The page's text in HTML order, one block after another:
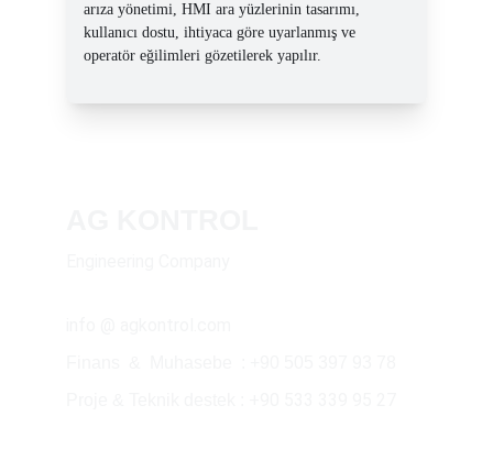
arıza yönetimi, HMI ara yüzlerinin tasarımı,
kullanıcı dostu, ihtiyaca göre uyarlanmış ve
operatör eğilimleri gözetilerek yapılır.